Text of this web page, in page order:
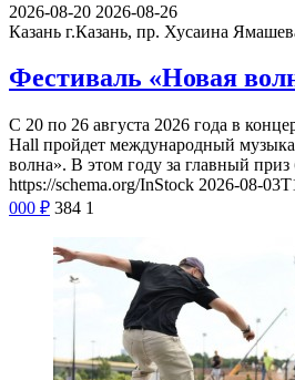
2026-08-20 2026-08-26
Казань г.Казань, пр. Хусаина
Фестиваль «Новая
С 20 по 26 августа 2026 года в
Hall пройдет международный
волна». В этом году за главный
https://schema.org/InStock 2026-08-
000 ₽ 384 1